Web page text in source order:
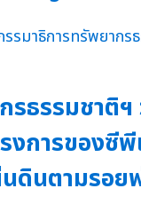
รธรรมชาติ
งการของซี
ดินตามรอย